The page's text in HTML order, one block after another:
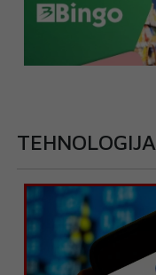
TEHNOLOGIJA